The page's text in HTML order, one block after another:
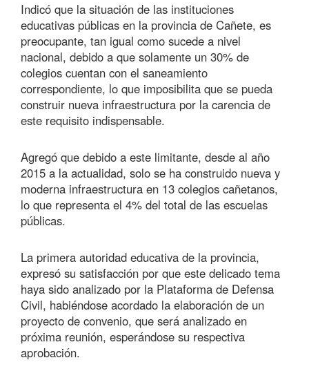
Indicó que la situación de las instituciones
educativas públicas en la provincia de Cañete, es
preocupante, tan igual como sucede a nivel
nacional, debido a que solamente un 30% de
colegios cuentan con el saneamiento
correspondiente, lo que imposibilita que se pueda
construir nueva infraestructura por la carencia de
este requisito indispensable.
Agregó que debido a este limitante, desde al año
2015 a la actualidad, solo se ha construido nueva y
moderna infraestructura en 13 colegios cañetanos,
lo que representa el 4% del total de las escuelas
públicas.
La primera autoridad educativa de la provincia,
expresó su satisfacción por que este delicado tema
haya sido analizado por la Plataforma de Defensa
Civil, habiéndose acordado la elaboración de un
proyecto de convenio, que será analizado en
próxima reunión, esperándose su respectiva
aprobación.